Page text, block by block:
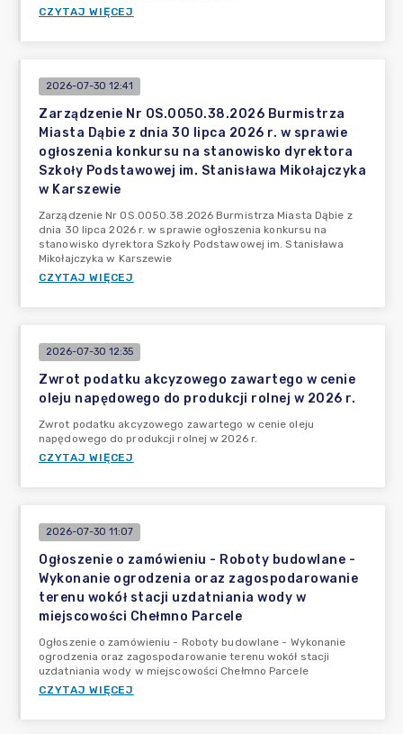
CZYTAJ WIĘCEJ
2026-07-30 12:41
Zarządzenie Nr OS.0050.38.2026 Burmistrza
Miasta Dąbie z dnia 30 lipca 2026 r. w sprawie
ogłoszenia konkursu na stanowisko dyrektora
Szkoły Podstawowej im. Stanisława Mikołajczyka
w Karszewie
Zarządzenie Nr OS.0050.38.2026 Burmistrza Miasta Dąbie z
dnia 30 lipca 2026 r. w sprawie ogłoszenia konkursu na
stanowisko dyrektora Szkoły Podstawowej im. Stanisława
Mikołajczyka w Karszewie
CZYTAJ WIĘCEJ
2026-07-30 12:35
Zwrot podatku akcyzowego zawartego w cenie
oleju napędowego do produkcji rolnej w 2026 r.
Zwrot podatku akcyzowego zawartego w cenie oleju
napędowego do produkcji rolnej w 2026 r.
CZYTAJ WIĘCEJ
2026-07-30 11:07
Ogłoszenie o zamówieniu - Roboty budowlane -
Wykonanie ogrodzenia oraz zagospodarowanie
terenu wokół stacji uzdatniania wody w
miejscowości Chełmno Parcele
Ogłoszenie o zamówieniu - Roboty budowlane - Wykonanie
ogrodzenia oraz zagospodarowanie terenu wokół stacji
uzdatniania wody w miejscowości Chełmno Parcele
CZYTAJ WIĘCEJ